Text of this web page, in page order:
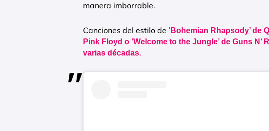
manera imborrable.
Canciones del estilo de ‘Bohemian Rhapsody’ de
Pink Floyd o ‘Welcome to the Jungle’ de Guns
varias décadas.